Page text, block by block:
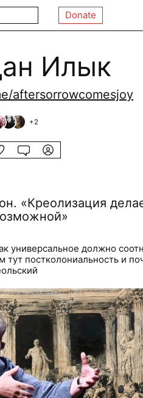
Donate
Илык
aftersorrowcomesjoy
+2
«Креолизация
универсальное должно
тут постколониальность и